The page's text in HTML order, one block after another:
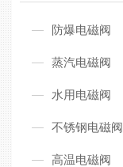
防爆电磁阀
蒸汽电磁阀
水用电磁阀
不锈钢电磁阀
高温电磁阀